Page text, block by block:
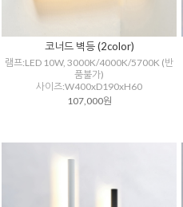
코너드 벽등 (2color)
램프:LED 10W, 3000K/4000K/5700K (반
품불가)
사이즈:W400xD190xH60
107,000원